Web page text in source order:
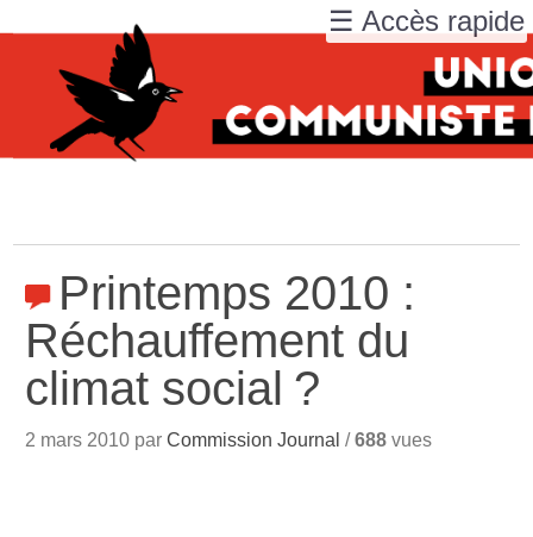
Printemps 2010 :
Réchauffement du
climat social ?
2 mars 2010 parCommission Journal /688 vues
☰ Accès rapide